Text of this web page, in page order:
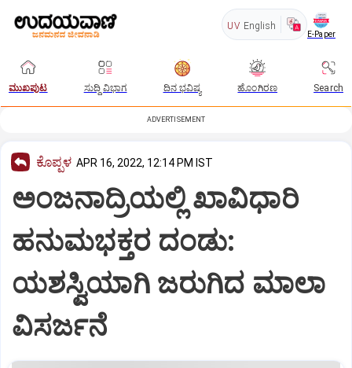
UV English
E-Paper
ಮುಖಪುಟ ಸುದ್ದಿ ವಿಭಾಗ ದಿನ ಭವಿಷ್ಯ ಹೊಂಗಿರಣ Search
ADVERTISEMENT
ಕೊಪ್ಪಳ APR 16, 2022, 12:14 PM IST
ಅಂಜನಾದ್ರಿಯಲ್ಲಿ ಖಾವಿಧಾರಿ
ಹನುಮಭಕ್ತರ ದಂಡು:
ಯಶಸ್ವಿಯಾಗಿ ಜರುಗಿದ ಮಾಲಾ
ವಿಸರ್ಜನೆ